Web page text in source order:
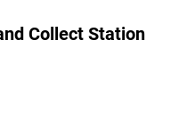
Collect Station